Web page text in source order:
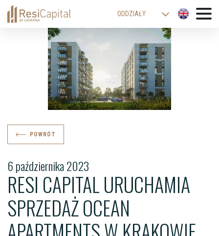
ODDZIAŁY
KATOWICE
KRAKÓW
ŁÓDŹ
WROCŁAW
RESI CAPITAL URUCHAMIA
SPRZEDAŻ OCEAN
6 października 2023
POWRÓT